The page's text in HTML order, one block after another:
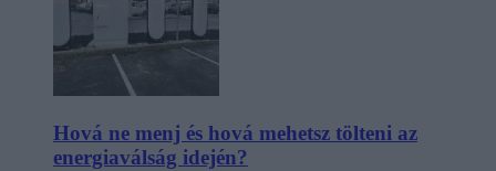
Hová ne menj és hová mehetsz tölteni az
energiaválság idején?